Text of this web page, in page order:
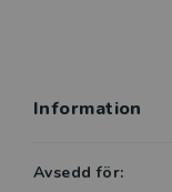
Information
Avsedd för: